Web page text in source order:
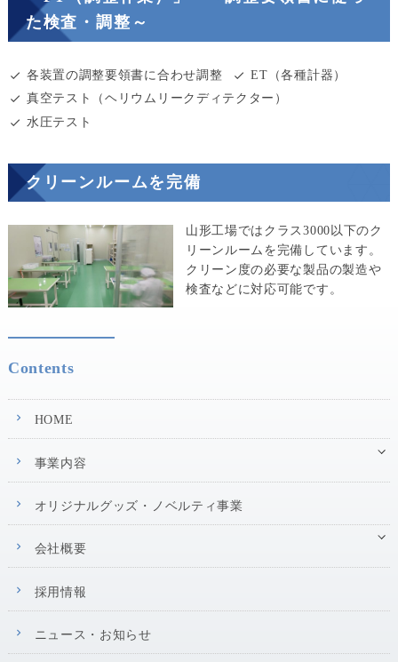
た検査・調整～
各装置の調整要領書に合わせ調整
ET（各種計器）
真空テスト（ヘリウムリークディテクター）
水圧テスト
クリーンルームを完備
山形工場ではクラス3000以下のク
リーンルームを完備しています。
クリーン度の必要な製品の製造や
検査などに対応可能です。
Contents
HOME
事業内容
オリジナルグッズ・ノベルティ事業
会社概要
採用情報
ニュース・お知らせ